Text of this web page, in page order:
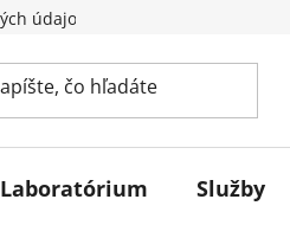
údajov
Laboratórium Služby